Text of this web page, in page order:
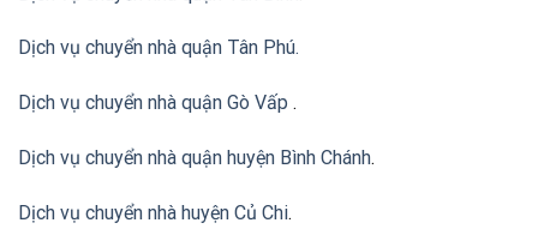
Dịch vụ chuyển nhà quận Tân Phú.
Dịch vụ chuyển nhà quận Gò Vấp .
Dịch vụ chuyển nhà quận huyện Bình Chánh.
Dịch vụ chuyển nhà huyện Củ Chi.